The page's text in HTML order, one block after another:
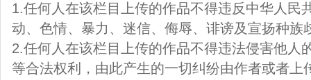
1.任何人在该栏目上传的作品不得违反中华人民
动、色情、暴力、迷信、侮辱、诽谤及宣扬种族
2.任何人在该栏目上传的作品不得违法侵害他人
等合法权利，由此产生的一切纠纷由作者或者上